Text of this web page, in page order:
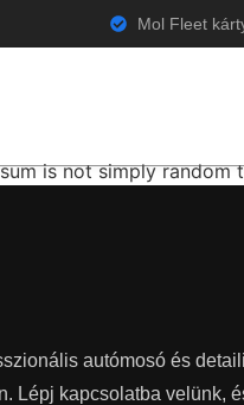
Mol Fleet
is not simply
autómosó és
Lépj kapcsolatba velünk,